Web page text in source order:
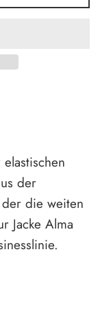
der
die weiten
Jacke Alma